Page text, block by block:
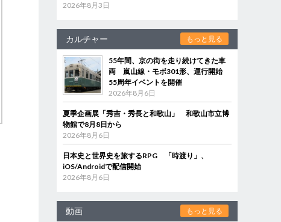
2026年8月3日
カルチャー もっと見る
55年間、京の街を走り続けてきた車
両 嵐山線・モボ301形、運行開始
55周年イベントを開催
2026年8月6日
夏季企画展「秀吉・秀長と和歌山」 和歌山市立博
物館で8月8日から
2026年8月6日
日本史と世界史を旅するRPG 「時渡り」、
iOS/Androidで配信開始
2026年8月6日
動画 もっと見る